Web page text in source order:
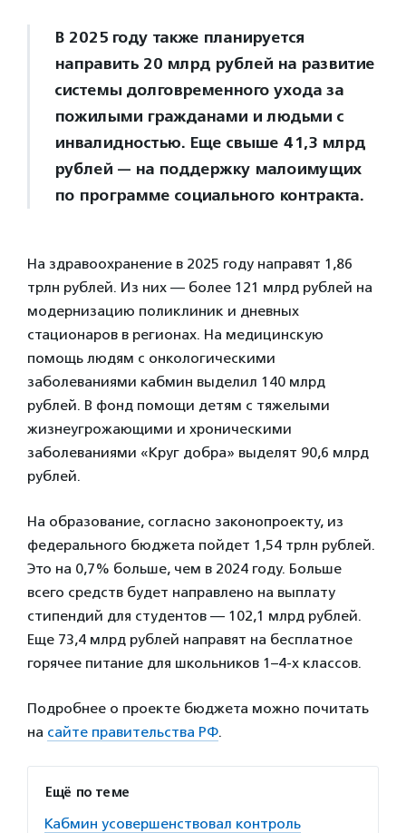
В 2025 году также планируется
направить 20 млрд рублей на развитие
системы долговременного ухода за
пожилыми гражданами и людьми с
инвалидностью. Еще свыше 41,3 млрд
рублей — на поддержку малоимущих
по программе социального контракта.
На здравоохранение в 2025 году направят 1,86
трлн рублей. Из них — более 121 млрд рублей на
модернизацию поликлиник и дневных
стационаров в регионах. На медицинскую
помощь людям с онкологическими
заболеваниями кабмин выделил 140 млрд
рублей. В фонд помощи детям с тяжелыми
жизнеугрожающими и хроническими
заболеваниями «Круг добра» выделят 90,6 млрд
рублей.
На образование, согласно законопроекту, из
федерального бюджета пойдет 1,54 трлн рублей.
Это на 0,7% больше, чем в 2024 году. Больше
всего средств будет направлено на выплату
стипендий для студентов — 102,1 млрд рублей.
Еще 73,4 млрд рублей направят на бесплатное
горячее питание для школьников 1–4-х классов.
Подробнее о проекте бюджета можно почитать
на сайте правительства РФ.
Ещё по теме
Кабмин усовершенствовал контроль